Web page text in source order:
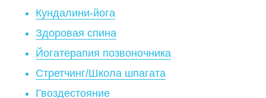
Кундалини-йога
Здоровая спина
Йогатерапия позвоночника
Стретчинг/Школа шпагата
Гвоздестояние